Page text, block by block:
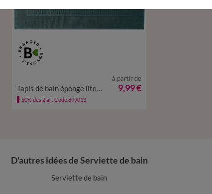
TAPIS DE BAIN : 50X70CM
TAPIS DE BAIN : 60X100CM
Tapis de bain éponge liteau motif frise grecque
à partir de
9,99 €
-50% dès 2 art Code 899013
D'autres idées de Serviette de bain
Serviette de bain